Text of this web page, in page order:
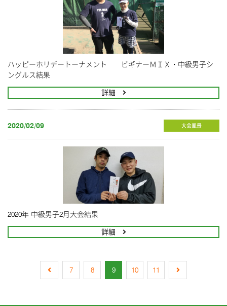
ハッピーホリデートーナメント ビギナーＭＩＸ・中級男子シ
ングルス結果
詳細
2020/02/09 大会風景
2020年 中級男子2月大会結果
詳細
7 8 9 10 11